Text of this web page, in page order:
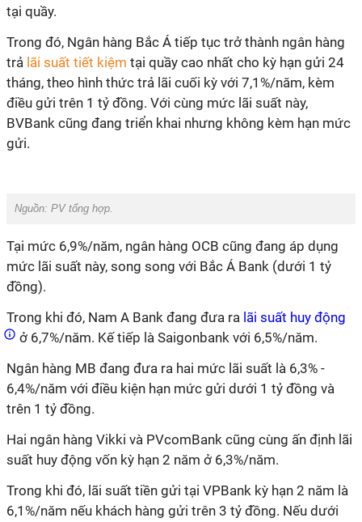
tại quầy.
Trong đó, Ngân hàng Bắc Á tiếp tục trở thành ngân hàng
trả lãi suất tiết kiệm tại quầy cao nhất cho kỳ hạn gửi 24
tháng, theo hình thức trả lãi cuối kỳ với 7,1%/năm, kèm
điều gửi trên 1 tỷ đồng. Với cùng mức lãi suất này,
BVBank cũng đang triển khai nhưng không kèm hạn mức
gửi.
Nguồn: PV tổng hợp.
Tại mức 6,9%/năm, ngân hàng OCB cũng đang áp dụng
mức lãi suất này, song song với Bắc Á Bank (dưới 1 tỷ
đồng).
Trong khi đó, Nam A Bank đang đưa ra lãi suất huy động
ở 6,7%/năm. Kế tiếp là Saigonbank với 6,5%/năm.
Ngân hàng MB đang đưa ra hai mức lãi suất là 6,3% -
6,4%/năm với điều kiện hạn mức gửi dưới 1 tỷ đồng và
trên 1 tỷ đồng.
Hai ngân hàng Vikki và PVcomBank cũng cùng ấn định lãi
suất huy động vốn kỳ hạn 2 năm ở 6,3%/năm.
Trong khi đó, lãi suất tiền gửi tại VPBank kỳ hạn 2 năm là
6,1%/năm nếu khách hàng gửi trên 3 tỷ đồng. Nếu dưới